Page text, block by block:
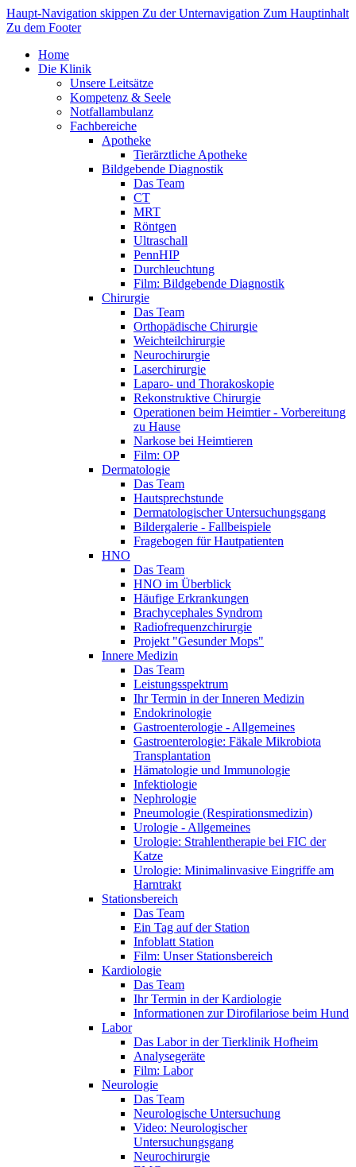
Haupt-Navigation skippen Zu der Unternavigation Zum Hauptinhalt
Zu dem Footer
Home
Die Klinik
Unsere Leitsätze
Kompetenz & Seele
Notfallambulanz
Fachbereiche
Apotheke
Tierärztliche Apotheke
Bildgebende Diagnostik
Das Team
CT
MRT
Röntgen
Ultraschall
PennHIP
Durchleuchtung
Film: Bildgebende Diagnostik
Chirurgie
Das Team
Orthopädische Chirurgie
Weichteilchirurgie
Neurochirurgie
Laserchirurgie
Laparo- und Thorakoskopie
Rekonstruktive Chirurgie
Operationen beim Heimtier - Vorbereitung
zu Hause
Narkose bei Heimtieren
Film: OP
Dermatologie
Das Team
Hautsprechstunde
Dermatologischer Untersuchungsgang
Bildergalerie - Fallbeispiele
Fragebogen für Hautpatienten
HNO
Das Team
HNO im Überblick
Häufige Erkrankungen
Brachycephales Syndrom
Radiofrequenzchirurgie
Projekt "Gesunder Mops"
Innere Medizin
Das Team
Leistungsspektrum
Ihr Termin in der Inneren Medizin
Endokrinologie
Gastroenterologie - Allgemeines
Gastroenterologie: Fäkale Mikrobiota
Transplantation
Hämatologie und Immunologie
Infektiologie
Nephrologie
Pneumologie (Respirationsmedizin)
Urologie - Allgemeines
Urologie: Strahlentherapie bei FIC der
Katze
Urologie: Minimalinvasive Eingriffe am
Harntrakt
Stationsbereich
Das Team
Ein Tag auf der Station
Infoblatt Station
Film: Unser Stationsbereich
Kardiologie
Das Team
Ihr Termin in der Kardiologie
Informationen zur Dirofilariose beim Hund
Labor
Das Labor in der Tierklinik Hofheim
Analysegeräte
Film: Labor
Neurologie
Das Team
Neurologische Untersuchung
Video: Neurologischer
Untersuchungsgang
Neurochirurgie